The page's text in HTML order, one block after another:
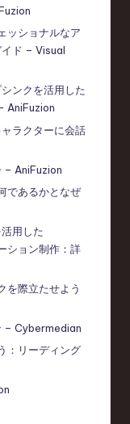
ッショナルなア
ド – Visual
ンクを活用した
AniFuzion
ラクターに会話
– AniFuzion
であるかとなぜ
用した
ション制作：詳
を際立たせよう
– Cybermedian
：リーディング